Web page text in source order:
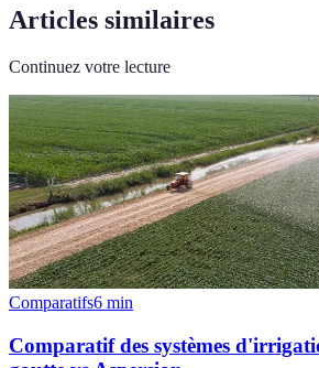
Articles similaires
Continuez votre lecture
Comparatifs6 min
Comparatif des systèmes